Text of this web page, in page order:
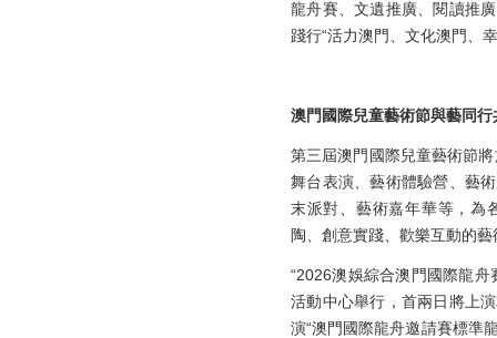
龍舟賽、文遺推廣、閱讀推
踐行“活力澳門、文化澳門、
澳門國際兒童藝術節與藝同
第三屆澳門國際兒童藝術節
舞台表演、藝術體驗營、藝
末派對、藝術嘉年華等，為
陶、創意實踐、歡樂互動的藝
“2026澳娛綜合澳門國際龍
活動中心舉行，首兩日將上
演“澳門國際龍舟邀請賽標準